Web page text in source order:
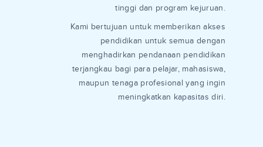
tinggi dan program kejuruan.
Kami bertujuan untuk memberikan akses
pendidikan untuk semua dengan
menghadirkan pendanaan pendidikan
terjangkau bagi para pelajar, mahasiswa,
maupun tenaga profesional yang ingin
meningkatkan kapasitas diri.